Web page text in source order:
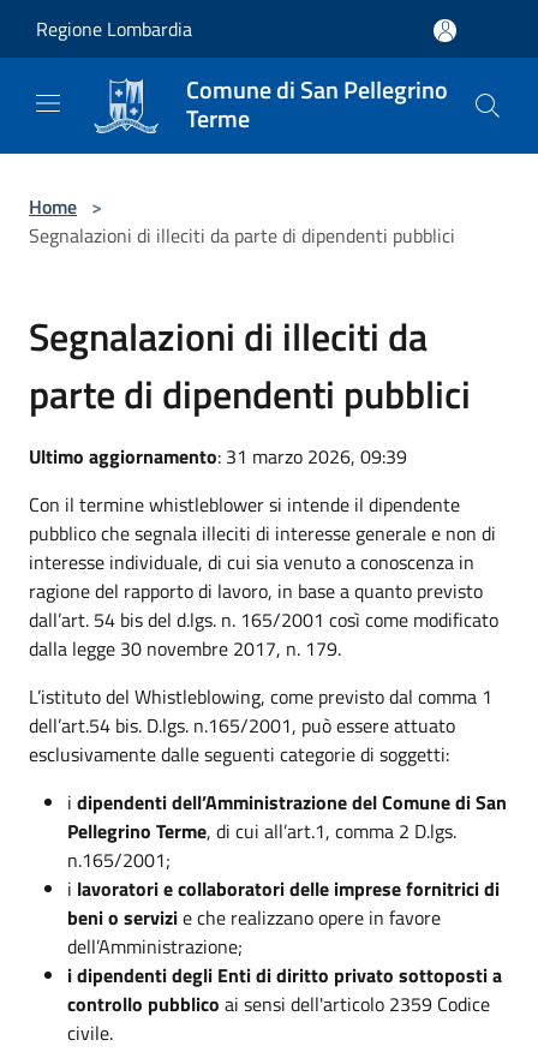
Regione Lombardia
Comune di San Pellegrino
Terme
Home >
Segnalazioni di illeciti da parte di dipendenti pubblici
Segnalazioni di illeciti da
parte di dipendenti pubblici
Ultimo aggiornamento: 31 marzo 2026, 09:39
Con il termine whistleblower si intende il dipendente
pubblico che segnala illeciti di interesse generale e non di
interesse individuale, di cui sia venuto a conoscenza in
ragione del rapporto di lavoro, in base a quanto previsto
dall’art. 54 bis del d.lgs. n. 165/2001 così come modificato
dalla legge 30 novembre 2017, n. 179.
L’istituto del Whistleblowing, come previsto dal comma 1
dell’art.54 bis. D.lgs. n.165/2001, può essere attuato
esclusivamente dalle seguenti categorie di soggetti:
i dipendenti dell’Amministrazione del Comune di San
Pellegrino Terme, di cui all’art.1, comma 2 D.lgs.
n.165/2001;
i lavoratori e collaboratori delle imprese fornitrici di
beni o servizie che realizzano opere in favore
dell’Amministrazione;
i dipendenti degli Enti di diritto privato sottoposti a
controllo pubblico ai sensi dell'articolo 2359 Codice
civile.